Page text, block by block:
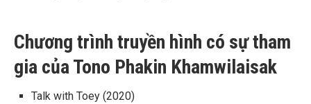
Chương trình truyền hình có sự tham
gia của Tono Phakin Khamwilaisak
Talk with Toey (2020)